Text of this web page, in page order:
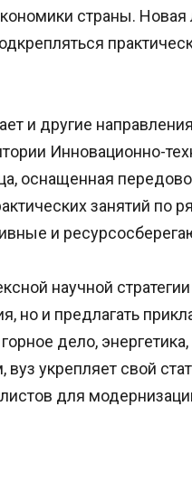
страны. Новая
и другие
Инновационно-
оснащенная
занятий по
и
научной
но и предлагать
дело,
укрепляет свой
для